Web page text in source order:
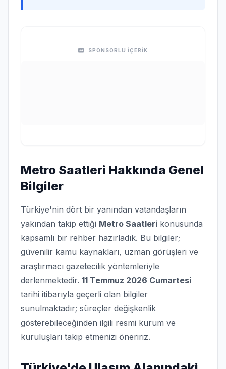
SPONSORLU İÇERİK
Metro Saatleri Hakkında Genel
Bilgiler
Türkiye'nin dört bir yanından vatandaşların
yakından takip ettiği Metro Saatleri konusunda
kapsamlı bir rehber hazırladık. Bu bilgiler;
güvenilir kamu kaynakları, uzman görüşleri ve
araştırmacı gazetecilik yöntemleriyle
derlenmektedir. 11 Temmuz 2026 Cumartesi
tarihi itibarıyla geçerli olan bilgiler
sunulmaktadır; süreçler değişkenlik
gösterebileceğinden ilgili resmi kurum ve
kuruluşları takip etmenizi öneririz.